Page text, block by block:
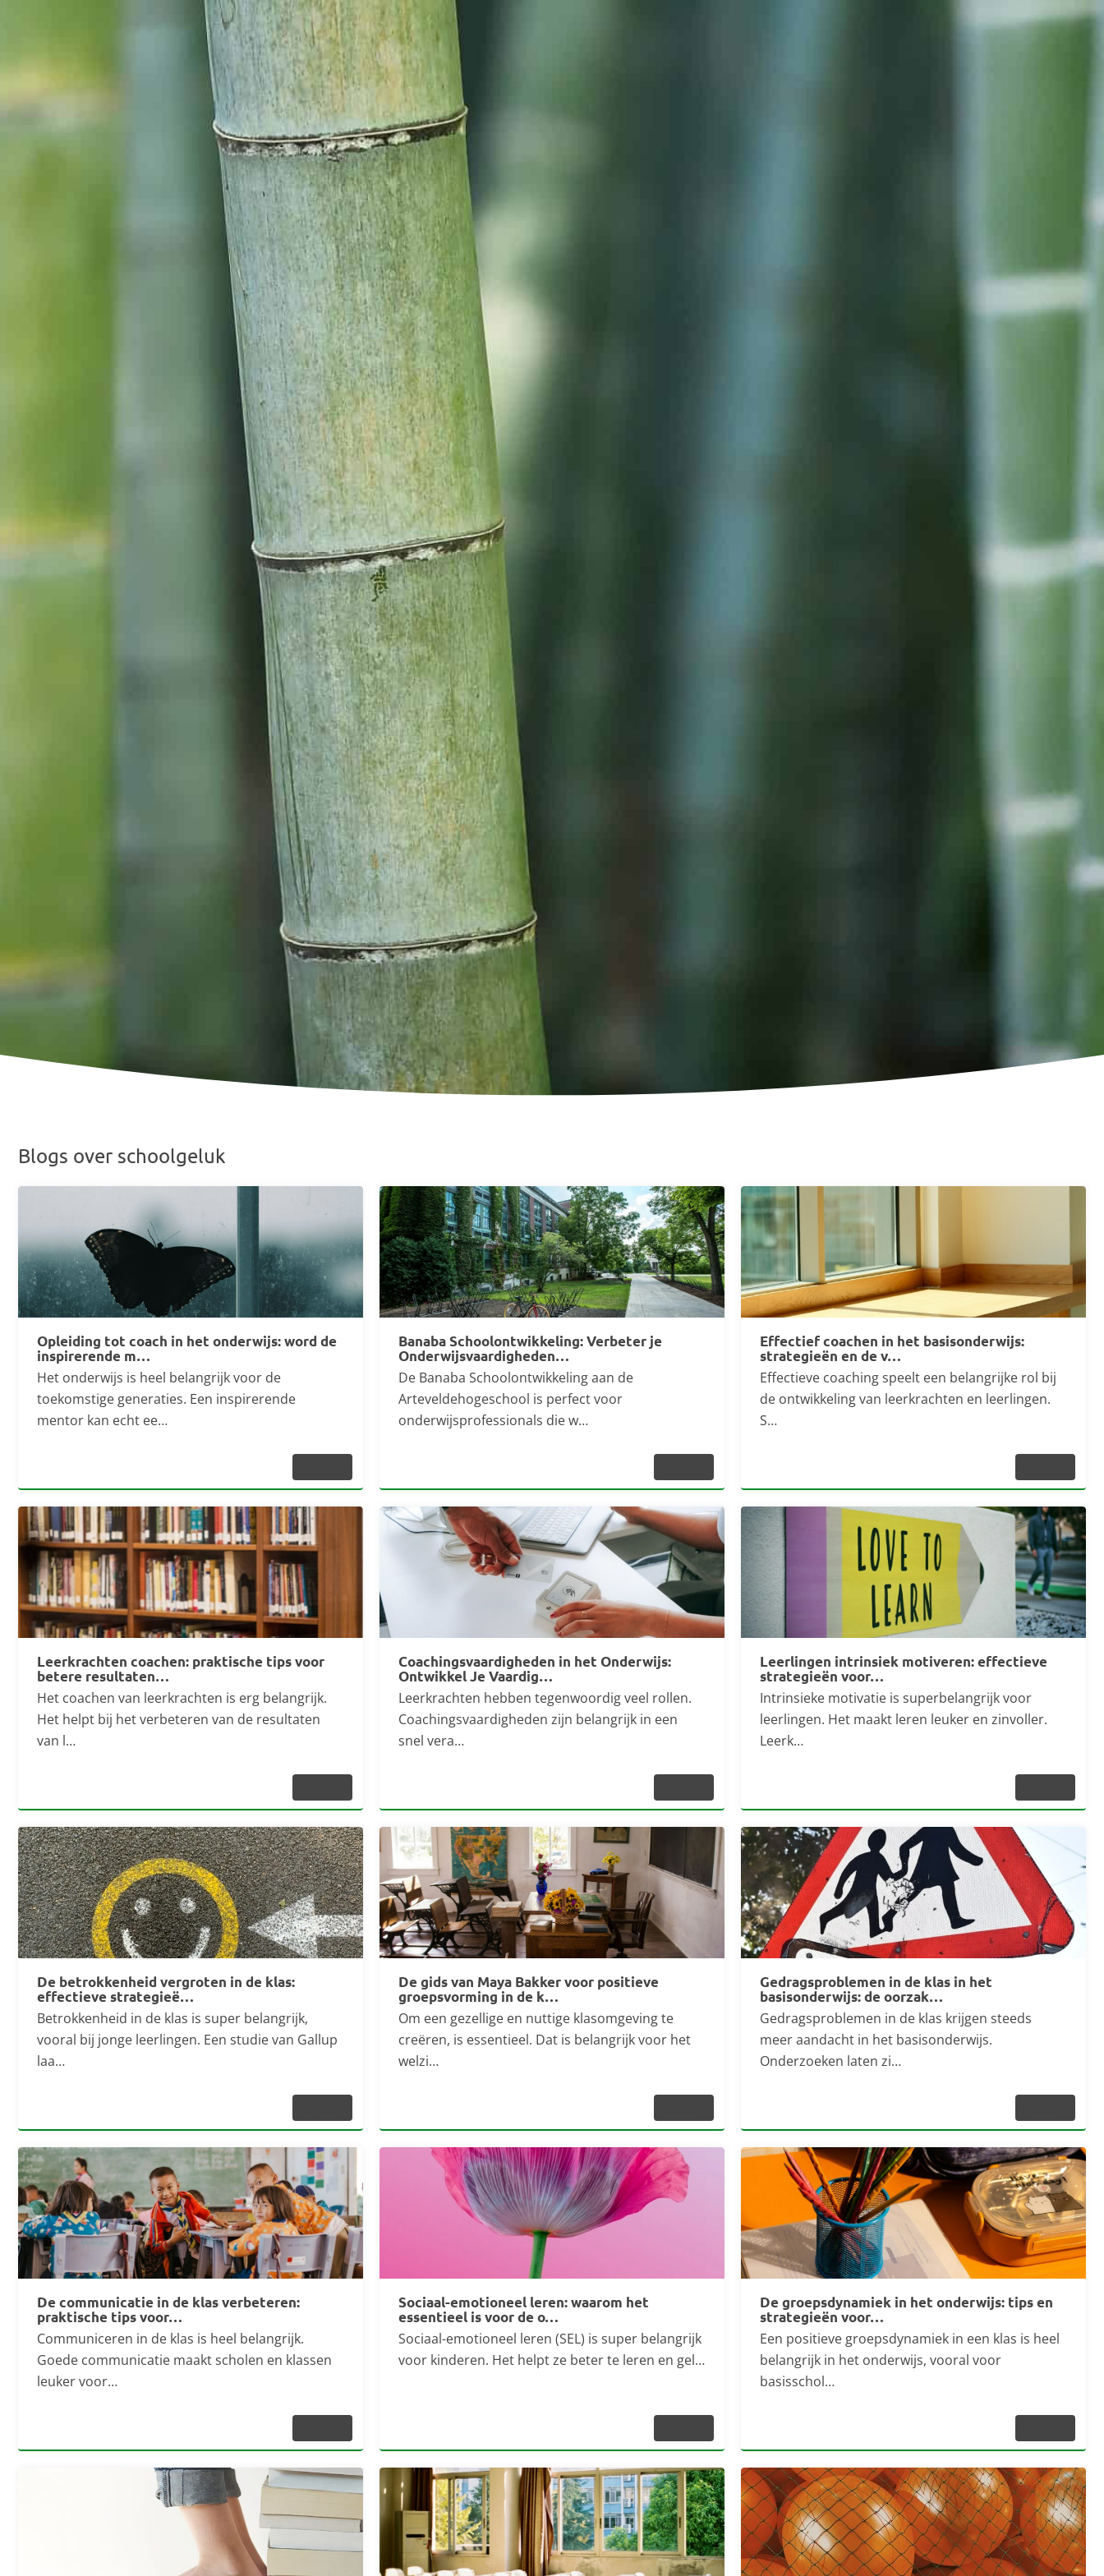
Blogs over schoolgeluk
Opleiding tot coach in het onderwijs: word de
inspirerende m…
Het onderwijs is heel belangrijk voor de
toekomstige generaties. Een inspirerende
mentor kan echt ee…
Banaba Schoolontwikkeling: Verbeter je
Onderwijsvaardigheden…
De Banaba Schoolontwikkeling aan de
Arteveldehogeschool is perfect voor
onderwijsprofessionals die w…
Effectief coachen in het basisonderwijs:
strategieën en de v…
Effectieve coaching speelt een belangrijke rol bij
de ontwikkeling van leerkrachten en leerlingen.
S…
Leerkrachten coachen: praktische tips voor
betere resultaten…
Het coachen van leerkrachten is erg belangrijk.
Het helpt bij het verbeteren van de resultaten
van l…
Coachingsvaardigheden in het Onderwijs:
Ontwikkel Je Vaardig…
Leerkrachten hebben tegenwoordig veel rollen.
Coachingsvaardigheden zijn belangrijk in een
snel vera…
Leerlingen intrinsiek motiveren: effectieve
strategieën voor…
Intrinsieke motivatie is superbelangrijk voor
leerlingen. Het maakt leren leuker en zinvoller.
Leerk…
De betrokkenheid vergroten in de klas:
effectieve strategieë…
Betrokkenheid in de klas is super belangrijk,
vooral bij jonge leerlingen. Een studie van Gallup
laa…
De gids van Maya Bakker voor positieve
groepsvorming in de k…
Om een gezellige en nuttige klasomgeving te
creëren, is essentieel. Dat is belangrijk voor het
welzi…
Gedragsproblemen in de klas in het
basisonderwijs: de oorzak…
Gedragsproblemen in de klas krijgen steeds
meer aandacht in het basisonderwijs.
Onderzoeken laten zi…
De communicatie in de klas verbeteren:
praktische tips voor…
Communiceren in de klas is heel belangrijk.
Goede communicatie maakt scholen en klassen
leuker voor…
Sociaal-emotioneel leren: waarom het
essentieel is voor de o…
Sociaal-emotioneel leren (SEL) is super belangrijk
voor kinderen. Het helpt ze beter te leren en gel…
De groepsdynamiek in het onderwijs: tips en
strategieën voor…
Een positieve groepsdynamiek in een klas is heel
belangrijk in het onderwijs, vooral voor
basisschol…